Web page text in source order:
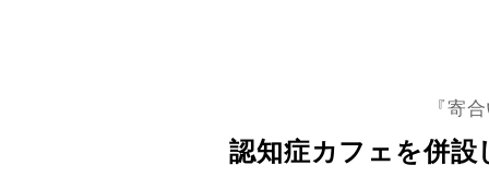
『寄
認知症カフェを併